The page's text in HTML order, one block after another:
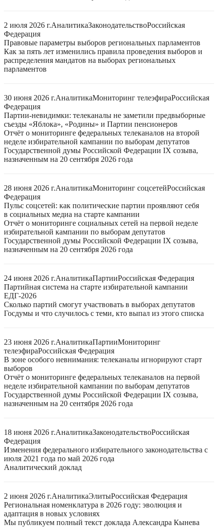
2 июля 2026 г.АналитикаЗаконодательствоРоссийская
Федерация
Правовые параметры выборов региональных парламентов
Как за пять лет изменились правила проведения выборов и
распределения мандатов на выборах региональных
парламентов
30 июня 2026 г.АналитикаМониторинг телеэфираРоссийская
Федерация
Партии-невидимки: телеканалы не заметили предвыборные
съезды «Яблока», «Родины» и Партии пенсионеров
Отчёт о мониторинге федеральных телеканалов на второй
неделе избирательной кампании по выборам депутатов
Государственной думы Российской Федерации IX созыва,
назначенным на 20 сентября 2026 года
28 июня 2026 г.АналитикаМониторинг соцсетейРоссийская
Федерация
Пульс соцсетей: как политические партии проявляют себя
в социальных медиа на старте кампании
Отчёт о мониторинге социальных сетей на первой неделе
избирательной кампании по выборам депутатов
Государственной думы Российской Федерации IX созыва,
назначенным на 20 сентября 2026 года
24 июня 2026 г.АналитикаПартииРоссийская Федерация
Партийная система на старте избирательной кампании
ЕДГ-2026
Сколько партий смогут участвовать в выборах депутатов
Госдумы и что случилось с теми, кто выпал из этого списка
23 июня 2026 г.АналитикаПартииМониторинг
телеэфираРоссийская Федерация
В зоне особого невнимания: телеканалы игнорируют старт
выборов
Отчёт о мониторинге федеральных телеканалов на первой
неделе избирательной кампании по выборам депутатов
Государственной думы Российской Федерации IX созыва,
назначенным на 20 сентября 2026 года
18 июня 2026 г.АналитикаЗаконодательствоРоссийская
Федерация
Изменения федерального избирательного законодательства с
июля 2021 года по май 2026 года
Аналитический доклад
2 июня 2026 г.АналитикаЭлитыРоссийская Федерация
Региональная номенклатура в 2026 году: эволюция и
адаптация в новых условиях
Мы публикуем полный текст доклада Александра Кынева